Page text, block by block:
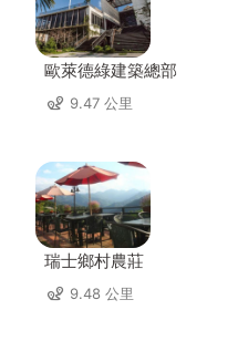
歐萊德綠建築總部
9.47 公里
瑞士鄉村農莊
9.48 公里